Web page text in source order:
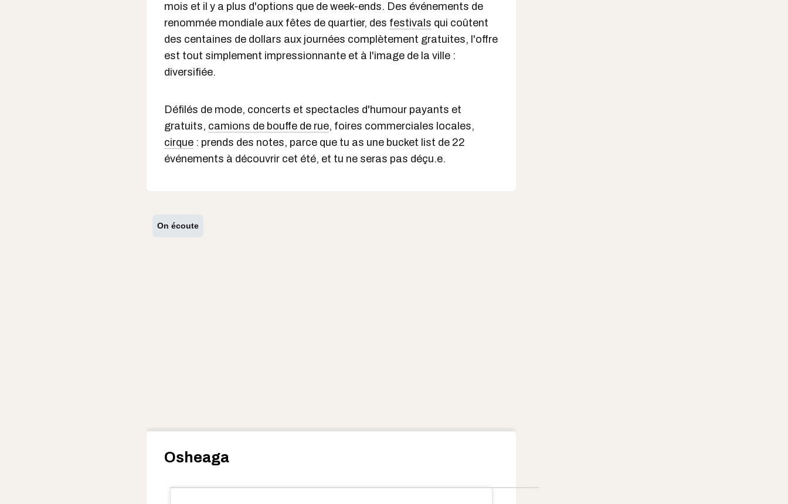
mois et il y a plus d'options que de week-ends. Des événements de
renommée mondiale aux fêtes de quartier, des festivals qui coûtent
des centaines de dollars aux journées complètement gratuites, l'offre
est tout simplement impressionnante et à l'image de la ville :
diversifiée.
Défilés de mode, concerts et spectacles d'humour payants et
gratuits, camions de bouffe de rue, foires commerciales locales,
cirque : prends des notes, parce que tu as une bucket list de 22
événements à découvrir cet été, et tu ne seras pas déçu.e.
On écoute
Osheaga